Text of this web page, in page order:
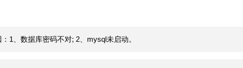
1、数据库密码不对; 2、mysql未启动。